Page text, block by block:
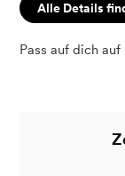
Alle Details
Pass auf dich